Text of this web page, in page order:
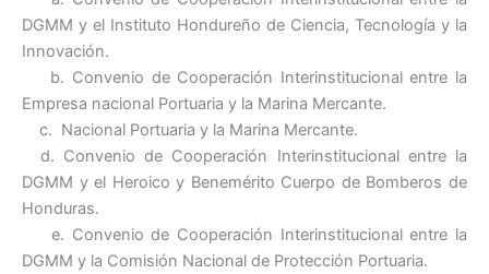
DGMM y el Instituto Hondureño de Ciencia, Tecnología y la
Innovación.
b. Convenio de Cooperación Interinstitucional entre la
Empresa nacional Portuaria y la Marina Mercante.
c. Nacional Portuaria y la Marina Mercante.
d. Convenio de Cooperación Interinstitucional entre la
DGMM y el Heroico y Benemérito Cuerpo de Bomberos de
Honduras.
e. Convenio de Cooperación Interinstitucional entre la
DGMM y la Comisión Nacional de Protección Portuaria.